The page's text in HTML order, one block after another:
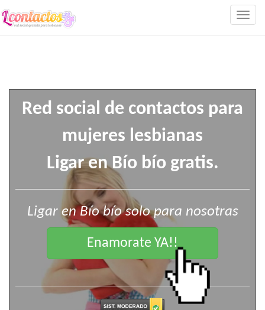
Red social de contactos para
mujeres lesbianas
Ligar en Bío bío gratis.
Ligar en Bío bío solo para nosotras
Enamorate YA!!